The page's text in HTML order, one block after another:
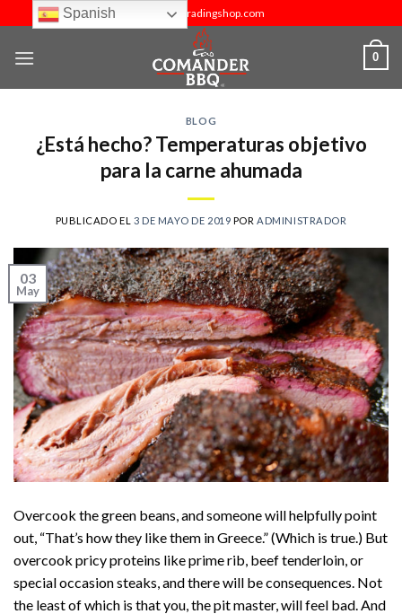
content
info@budtradingshop.com
0
BLOG
¿Está hecho? Temperaturas objetivo
para la carne ahumada
PUBLICADO EL 3 DE MAYO DE 2019 POR ADMINISTRADOR
03
May
Overcook the green beans, and someone will helpfully point
out, “That’s how they like them in Greece.” (Which is true.) But
overcook pricy proteins like prime rib, beef tenderloin, or
special occasion steaks, and there will be consequences. Not
the least of which is that you, the pit master, will feel bad. And
Spanish